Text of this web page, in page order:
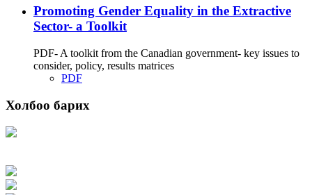
Promoting Gender Equality in the Extractive
Sector- a Toolkit
PDF- A toolkit from the Canadian government- key issues to
consider, policy, results matrices
PDF
Холбоо барих